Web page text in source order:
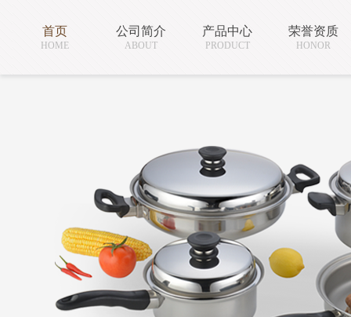
首页
HOME
公司简介
ABOUT
产品中心
PRODUCT
荣誉资质
HONOR